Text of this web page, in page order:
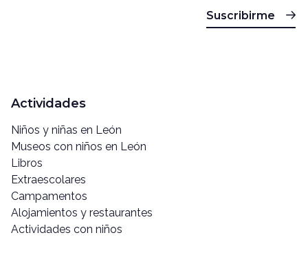
Suscribirme
Actividades
Niños y niñas en León
Museos con niños en León
Libros
Extraescolares
Campamentos
Alojamientos y restaurantes
Actividades con niños